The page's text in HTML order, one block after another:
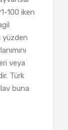
100 iken
yüzden
veya
Türk
buna